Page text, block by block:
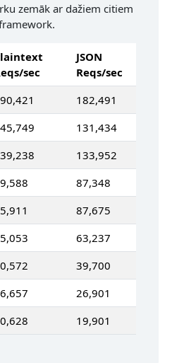
zemāk ar dažiem citiem
sec
JSON
Reqs/sec
182,491
131,434
133,952
87,348
87,675
63,237
39,700
26,901
19,901